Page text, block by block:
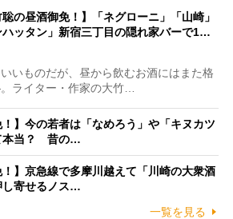
聡の昼酒御免！】「ネグローニ」「山崎」
ハッタン」新宿三丁目の隠れ家バーで1…
いものだが、昼から飲むお酒にはまた格
ライター・作家の大竹…
！】今の若者は「なめろう」や「キヌカツ
本当？ 昔の…
！】京急線で多摩川越えて「川崎の大衆酒
寄せるノス…
一覧を見る